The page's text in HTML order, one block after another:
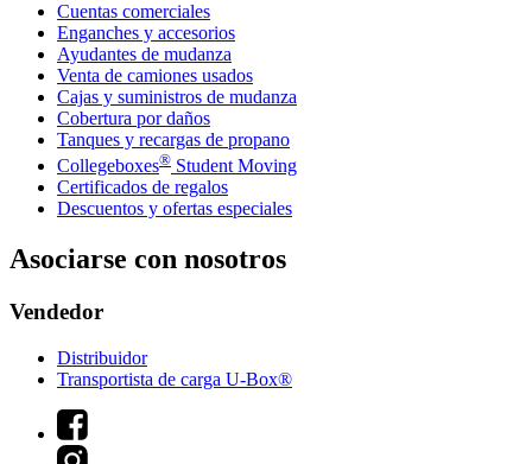
Cuentas comerciales
Enganches y accesorios
Ayudantes de mudanza
Venta de camiones usados
Cajas y suministros de mudanza
Cobertura por daños
Tanques y recargas de propano
Collegeboxes® Student Moving
Certificados de regalos
Descuentos y ofertas especiales
Asociarse con nosotros
Vendedor
Distribuidor
Transportista de carga U-Box®